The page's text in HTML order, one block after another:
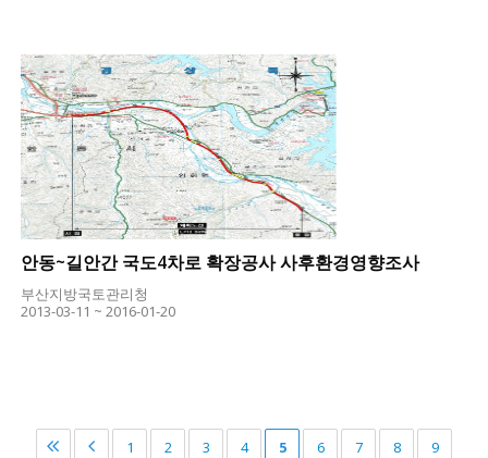
안동~길안간 국도4차로 확장공사 사후환경영향조사
부산지방국토관리청
2013-03-11 ~ 2016-01-20
1 2 3 4 5 6 7 8 9